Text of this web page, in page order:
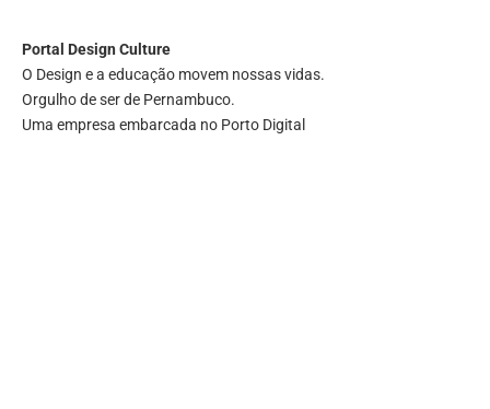
Portal Design Culture
O Design e a educação movem nossas vidas.
Orgulho de ser de Pernambuco.
Uma empresa embarcada no Porto Digital